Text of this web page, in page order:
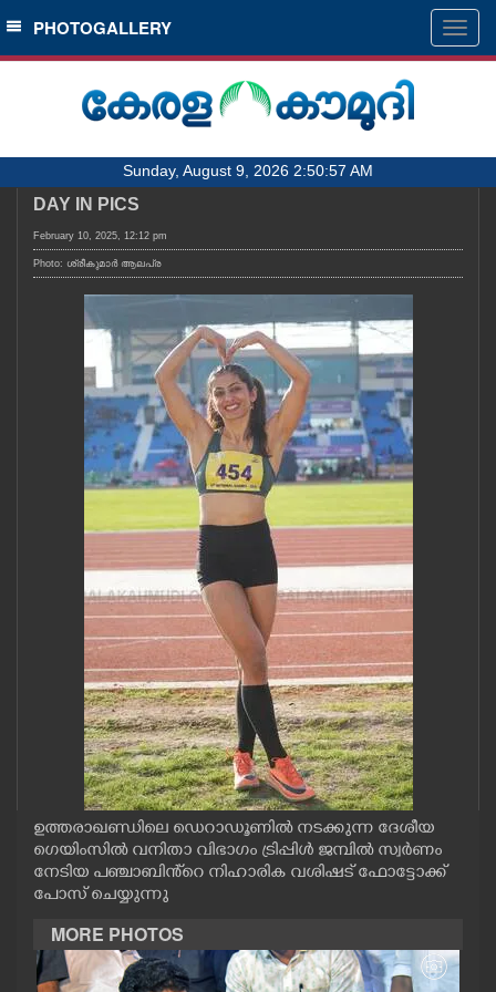
SECTIONS
HOME
NOTIFIED NEWS
KERALA
OBITUARY
NEWS 360
OPINION
PHOTOS
LIFESTYLE
SPIRITUAL
INFO+
ART
PHOTOGALLERY
Sunday, August 9, 2026 2:50:57 AM
DAY IN PICS
February 10, 2025, 12:12 pm
Photo: ശ്രീകുമാർ ആലപ്ര
ഉത്തരാഖണ്ഡിലെ ഡെറാഡൂണിൽ നടക്കുന്ന ദേശീയ
ഗെയിംസിൽ വനിതാ വിഭാഗം ട്രിപ്പിൾ ജമ്പിൽ സ്വർണം
നേടിയ പഞ്ചാബിൻ്റെ നിഹാരിക വശിഷട് ഫോട്ടോക്ക്
പോസ് ചെയ്യുന്നു
MORE PHOTOS